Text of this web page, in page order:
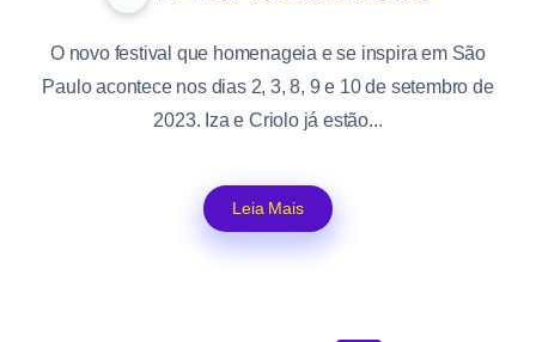
O novo festival que homenageia e se inspira em São
Paulo acontece nos dias 2, 3, 8, 9 e 10 de setembro de
2023. Iza e Criolo já estão...
Leia Mais